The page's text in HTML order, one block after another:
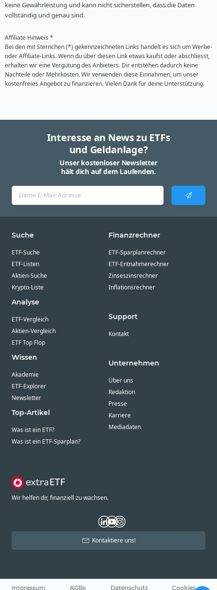
keine Gewährleistung und kann nicht sicherstellen, dass die Daten
vollständig und genau sind.
Affiliate Hinweis *
Bei den mit Sternchen (*) gekennzeichneten Links handelt es sich um Werbe-
oder Affiliate-Links. Wenn du über diesen Link etwas kaufst oder abschliesst,
erhalten wir eine Vergütung des Anbieters. Dir entstehen dadurch keine
Nachteile oder Mehrkosten. Wir verwenden diese Einnahmen, um unser
kostenfreies Angebot zu finanzieren. Vielen Dank für deine Unterstützung.
Interesse an News zu ETFs
und Geldanlage?
Unser kostenloser Newsletter
hält dich auf dem Laufenden.
Suche
ETF-Suche
ETF-Listen
Aktien-Suche
Krypto-Liste
Analyse
ETF-Vergleich
Aktien-Vergleich
ETF Top Flop
Wissen
Akademie
ETF-Explorer
Newsletter
Top-Artikel
Was ist ein ETF?
Was ist ein ETF-Sparplan?
Finanzrechner
ETF-Sparplanrechner
ETF-Entnahmerechner
Zinseszinsrechner
Inflationsrechner
Support
Kontakt
Unternehmen
Über uns
Redaktion
Presse
Karriere
Mediadaten
Wir helfen dir, finanziell zu wachsen.
Kontaktiere uns!
Impressum AGBs Datenschutz Cookies